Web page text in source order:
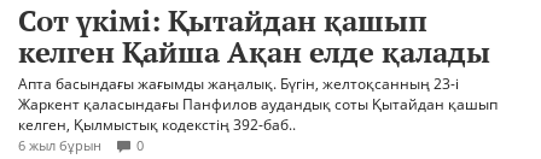
Сот үкімі: Қытайдан қашып
келген Қайша Ақан елде қалады
Апта басындағы жағымды жаңалық. Бүгін, желтоқсанның 23-і
Жаркент қаласындағы Панфилов аудандық соты Қытайдан қашып
келген, Қылмыстық кодекстің 392-баб..
6 жыл бұрын 0